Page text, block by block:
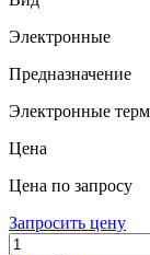
Электронные
Предназначение
Электронные
Цена
Цена по запросу
Запросить цену